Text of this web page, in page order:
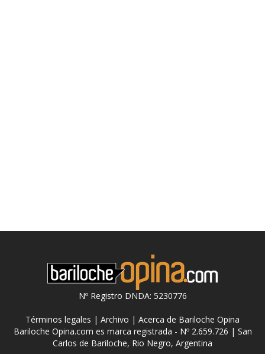
Nº Registro DNDA: 5230776
Términos legales | Archivo | Acerca de Bariloche Opina
Bariloche Opina.com es marca registrada - Nº 2.659.726 | San
Carlos de Bariloche, Rio Negro, Argentina